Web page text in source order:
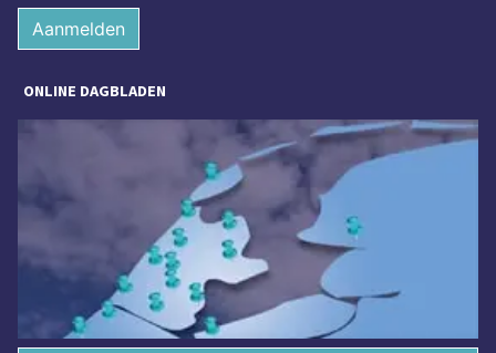
Aanmelden
ONLINE DAGBLADEN